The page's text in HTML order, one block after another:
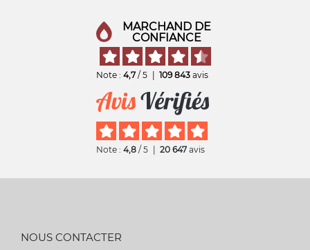
MARCHAND DE
CONFIANCE
Note : 4,7 / 5 109 843 avis
Note : 4,8 / 5 20 647 avis
NOUS CONTACTER